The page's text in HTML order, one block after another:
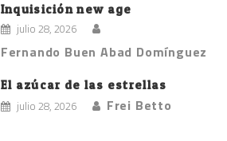
Inquisición new age
julio 28, 2026
Fernando Buen Abad Domínguez
El azúcar de las estrellas
julio 28, 2026 Frei Betto